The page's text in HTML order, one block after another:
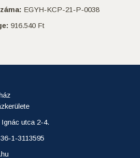
EGYH-KCP-21-P-0038
916.540 Ft
utca 2-4.
1-3113595